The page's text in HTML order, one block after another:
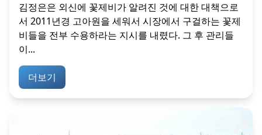
김정은은 외신에 꽃제비가 알려진 것에 대한 대책으로
서 2011년경 고아원을 세워서 시장에서 구걸하는 꽃제
비들을 전부 수용하라는 지시를 내렸다. 그 후 관리들
이...
더보기